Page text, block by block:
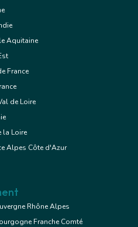
Aquitaine
France
de Loire
la Loire
Alpes Côte d'Azur
Rhône Alpes
Franche Comté